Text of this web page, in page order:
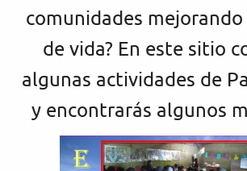
comunidades
de vida? En este sitio
algunas actividades de
y encontrarás algunos